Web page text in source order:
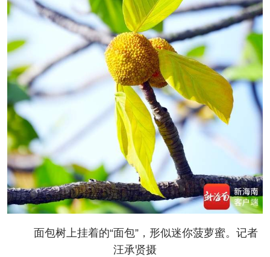
面包树上挂着的“面包”，形似迷你菠萝蜜。记者
汪承贤摄